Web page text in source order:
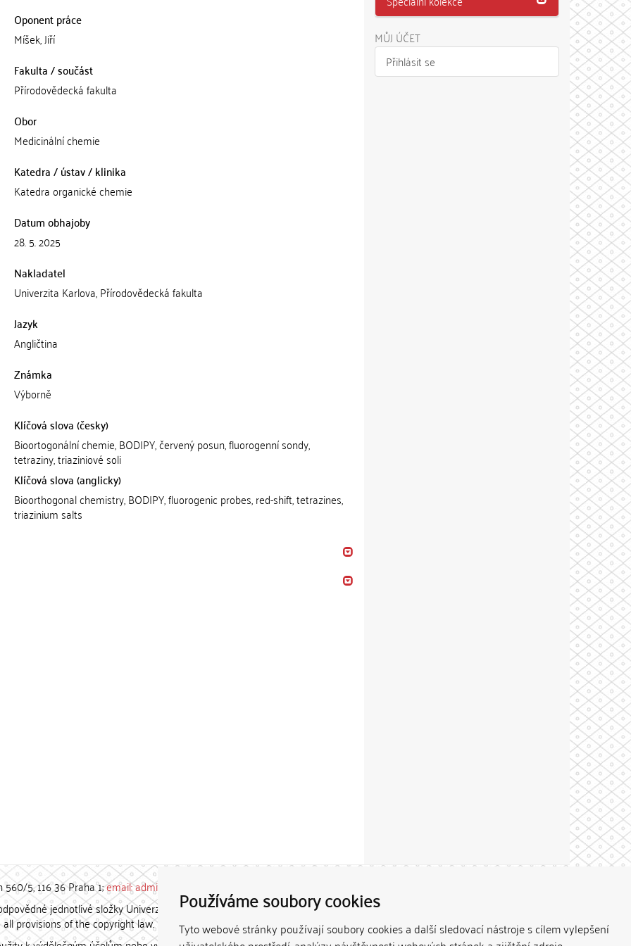
Používáme soubory cookies
Tyto webové stránky používají soubory cookies a další sledovací nástroje s cílem vylepšení
Oponent práce
Míšek, Jiří
Fakulta / součást
Přírodovědecká fakulta
Obor
Medicinální chemie
Katedra / ústav / klinika
Katedra organické chemie
Datum obhajoby
28. 5. 2025
Nakladatel
Univerzita Karlova, Přírodovědecká fakulta
Jazyk
Angličtina
Známka
Výborně
Klíčová slova (česky)
Bioortogonální chemie, BODIPY, červený posun, fluorogenní sondy,
tetraziny, triaziniové soli
Klíčová slova (anglicky)
Bioorthogonal chemistry, BODIPY, fluorogenic probes, red-shift, tetrazines,
triazinium salts
MŮJ ÚČET
Přihlásit se
560/5, 116 36 Praha 1;email: admin-repozitar [at] cuni.cz
jednotlivé složky Univerzity Karlovy. / Each constituent
provisions of the copyright law.